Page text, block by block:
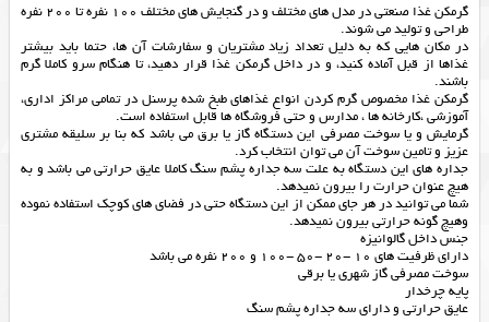
گرمکن غذا صنعتی در مدل های مختلف و در گنجایش های مختلف 100 نفره تا 200 نفره
طراحی و تولید می شوند.
در مکان هایی که به دلیل تعداد زیاد مشتریان و سفارشات آن ها، حتما باید بیشتر
غذاها از قبل آماده کنید، و در داخل گرمکن غذا قرار دهید، تا هنگام سرو کاملا گرم
باشند.
گرمکن غذا مخصوص گرم کردن انواع غذاهای طبخ شده پرسنل در تمامی مراکز اداری،
آموزشی ،کارخانه ها ، مدارس و حتی فروشگاه ها قابل استفاده است.
گرمایش و یا سوخت مصرفی این دستگاه گاز یا برق می باشد که بنا بر سلیقه مشتری
عزیز و تامین سوخت آن می توان انتخاب کرد.
جداره های این دستگاه به علت سه جداره پشم سنگ کاملا عایق حرارتی می باشد و به
هیچ عنوان حرارت را بیرون نمیدهد.
شما می توانید در هر جای ممکن از این دستگاه حتی در فضای های کوچک استفاده نموده
وهیچ گونه حرارتی بیرون نمیدهد.
جنس داخل گالوانیزه
دارای ظرفیت های 10 -20 -50 -100 و 200 نفره می باشد
سوخت مصرفی گاز شهری یا برقی
پایه چرخدار
عایق حرارتی و دارای سه جداره پشم سنگ